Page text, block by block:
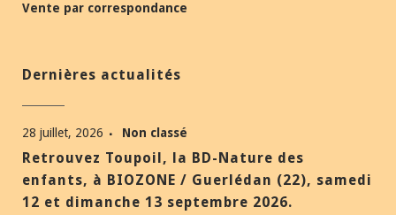
Vente par correspondance
Dernières actualités
28 juillet, 2026 Non classé
Retrouvez Toupoil, la BD-Nature des
enfants, à BIOZONE / Guerlédan (22), samedi
12 et dimanche 13 septembre 2026.